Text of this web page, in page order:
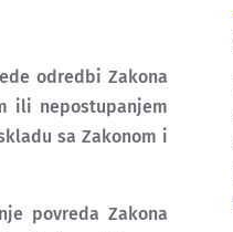
odredbi Zakona
ili nepostupanjem
sa Zakonom i
povreda Zakona